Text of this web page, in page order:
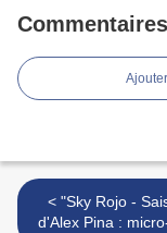
Commentaires
< "Sky Rojo - Saison 3"
d'Alex Pina :